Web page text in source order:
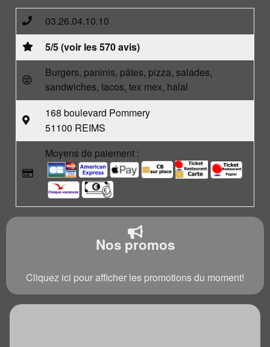
03.26.04.10.10
5/5 (voir les 570 avis)
Burgers, paninis, pâtes, pizza, salades,
sandwiches, tacos, tex mex, halal
168 boulevard Pommery
51100 REIMS
Moyens de paiement :
Nos promos
Cliquez ici pour afficher les promotions du moment!